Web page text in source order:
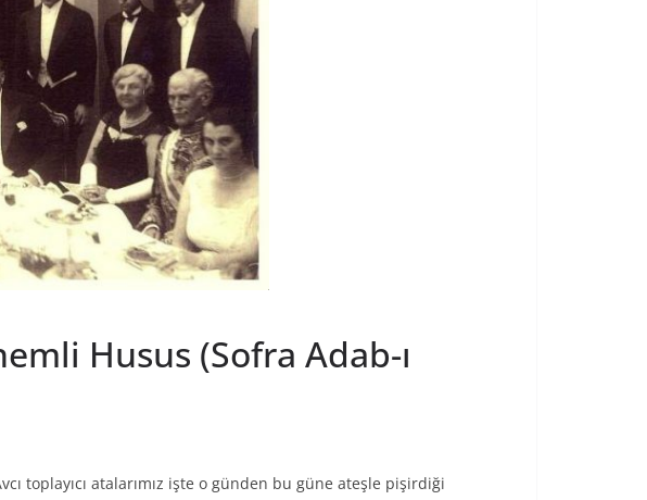
Husus (Sofra Adab-ı
toplayıcı atalarımız işte o günden bu güne ateşle pişirdiği